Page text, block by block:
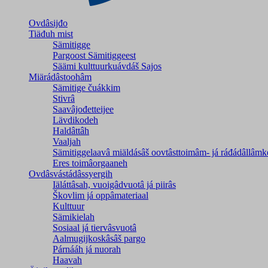
Ovdâsijđo
Tiäđuh mist
Sämitigge
Pargoost Sämitiggeest
Säämi kulttuurkuávdáš Sajos
Miärádâstoohâm
Sämitige čuákkim
Stivrâ
Saavâjođetteijee
Lävdikodeh
Haldâttâh
Vaaljah
Sämitiggelaavâ miäldásâš oovtâsttoimâm- já
Eres toimâorgaaneh
Ovdâsvástádâssyergih
Iäláttâsah, vuoigâdvuotâ já piirâs
Škovlim já oppâmateriaal
Kulttuur
Sämikielah
Sosiaal já tiervâsvuotâ
Aalmugijkoskâsâš pargo
Párnááh já nuorah
Haavah